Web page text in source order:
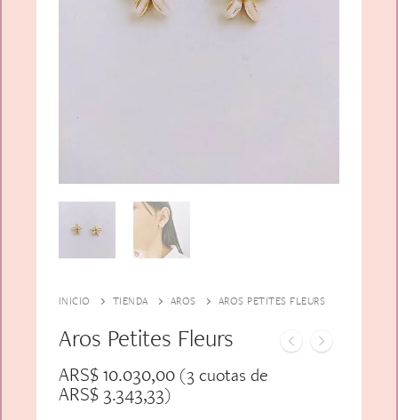
Varios
Vinchas
Guantes
INICIO TIENDA AROS AROS PETITES FLEURS
Aros Petites Fleurs
ARS$10.030,00(3 cuotas de
ARS$3.343,33)